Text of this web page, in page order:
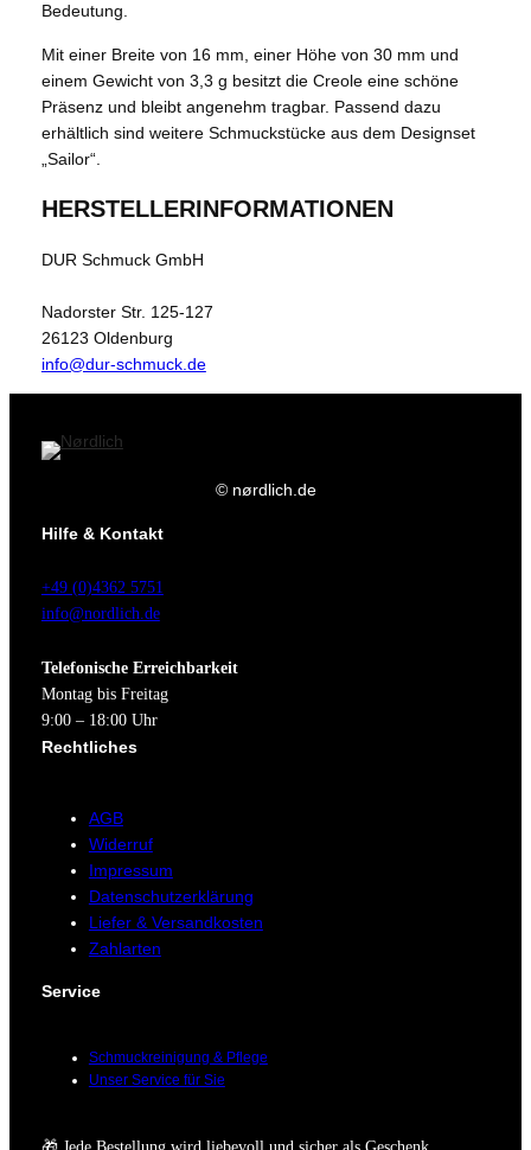
Bedeutung.
Mit einer Breite von 16 mm, einer Höhe von 30 mm und
einem Gewicht von 3,3 g besitzt die Creole eine schöne
Präsenz und bleibt angenehm tragbar. Passend dazu
erhältlich sind weitere Schmuckstücke aus dem Designset
„Sailor“.
HERSTELLERINFORMATIONEN
DUR Schmuck GmbH
Nadorster Str. 125-127
26123 Oldenburg
info@dur-schmuck.de
© nørdlich.de
Hilfe & Kontakt
+49 (0)4362 5751
info@nordlich.de
Telefonische Erreichbarkeit
Montag bis Freitag
9:00 – 18:00 Uhr
Rechtliches
AGB
Widerruf
Impressum
Datenschutzerklärung
Liefer & Versandkosten
Zahlarten
Service
Schmuckreinigung & Pflege
Unser Service für Sie